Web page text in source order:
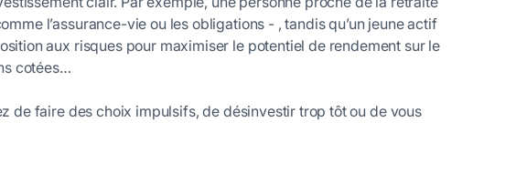
l’assurance-vie ou les obligations - , tandis qu’un jeune actif
aux risques pour maximiser le potentiel de rendement sur le
cotées…
de faire des choix impulsifs, de désinvestir trop tôt ou de vous